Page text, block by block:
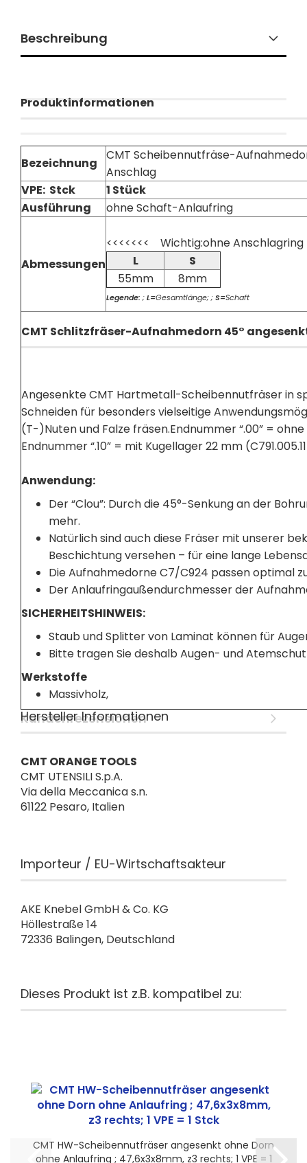
Beschreibung
Produktinformationen
Bezeichnung
CMT Scheibennutfräse-
Anschlag
VPE: Stck
1 Stück
Ausführung
ohne Schaft-Anlaufring
Abmessungen
<<<<<<< Wichtig:ohne Anschlagring
L
S
55mm
8mm
Legende: ;L=Gesamtlänge; ;S=Schaft
CMT Schlitzfräser-Aufnahmedorn 45°
Angesenkte CMT Hartmetall-Scheibennutfräser in
Schneiden für besonders vielseitige
(T-)Nuten und Falze fräsen.Endnummer “.00” =
Endnummer “.10” = mit Kugellager 22 mm
Anwendung:
Der “Clou”: Durch die 45°-Senkung an der
mehr.
Natürlich sind auch diese Fräser mit unserer
Beschichtung versehen – für eine lange
Die Aufnahmedorne C7/C924 passen optimal
Der Anlaufringaußendurchmesser der
SICHERHEITSHINWEIS:
Staub und Splitter von Laminat können für
Bitte tragen Sie deshalb Augen- und
Werkstoffe
Massivholz,
Kundenrezensionen
Hersteller Informationen
CMT ORANGE TOOLS
CMT UTENSILI S.p.A.
Via della Meccanica s.n.
61122 Pesaro, Italien
Importeur / EU-Wirtschaftsakteur
AKE Knebel GmbH & Co. KG
Höllestraße 14
72336 Balingen, Deutschland
Dieses Produkt ist z.B. kompatibel zu:
CMT HW-Scheibennutfräser angesenkt ohne Dorn
ohne Anlaufring ; 47,6x3x8mm, z3 rechts; 1 VPE = 1